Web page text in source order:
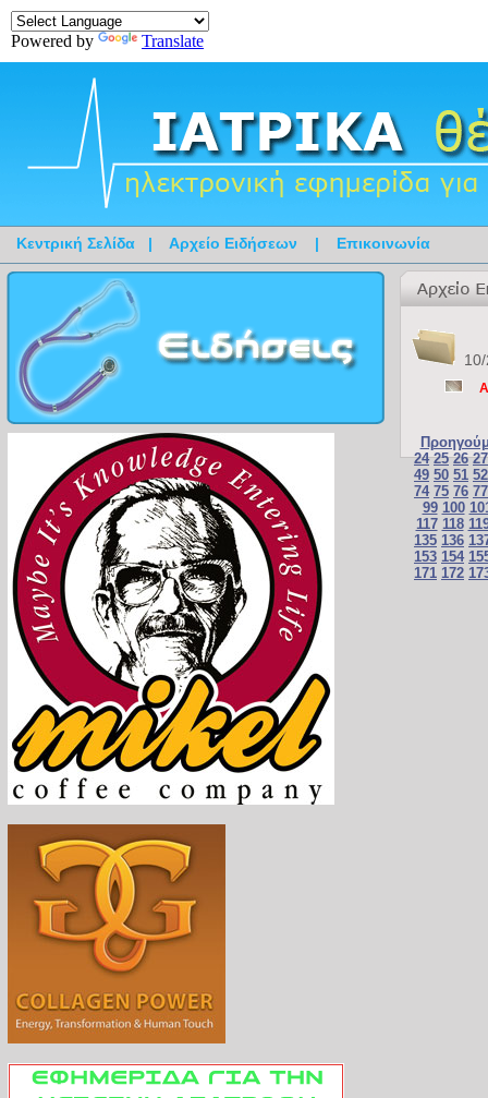
Powered by Translate
Κεντρική Σελίδα | Αρχείο Ειδήσεων | Επικοινωνία
24 25 26 27
49 50 51 52
74 75 76 77
99 100
117 118
135 136
153 154
171 172